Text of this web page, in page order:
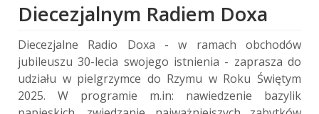
Diecezjalnym Radiem Doxa
Diecezjalne Radio Doxa - w ramach obchodów
jubileuszu 30-lecia swojego istnienia - zaprasza do
udziału w pielgrzymce do Rzymu w Roku Świętym
2025. W programie m.in: nawiedzenie bazylik